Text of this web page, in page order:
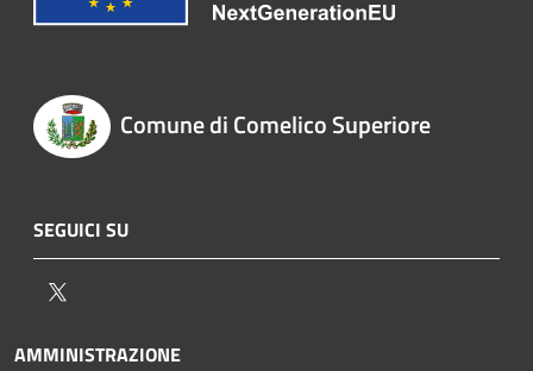
Comune di Comelico Superiore
SEGUICI SU
AMMINISTRAZIONE